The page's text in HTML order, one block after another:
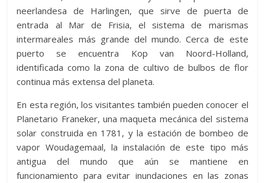
neerlandesa de Harlingen, que sirve de puerta de
entrada al Mar de Frisia, el sistema de marismas
intermareales más grande del mundo. Cerca de este
puerto se encuentra Kop van Noord-Holland,
identificada como la zona de cultivo de bulbos de flor
continua más extensa del planeta.
En esta región, los visitantes también pueden conocer el
Planetario Franeker, una maqueta mecánica del sistema
solar construida en 1781, y la estación de bombeo de
vapor Woudagemaal, la instalación de este tipo más
antigua del mundo que aún se mantiene en
funcionamiento para evitar inundaciones en las zonas